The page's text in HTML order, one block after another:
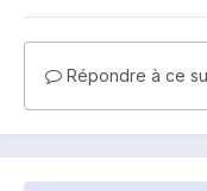
Répondre à ce